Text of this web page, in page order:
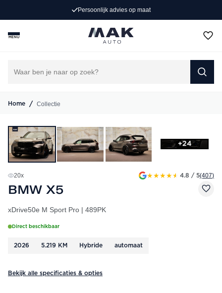
4.8/ 5
MENU
Home / Collectie
+24
20x ★★★★★ 4.8 / 5(407)
BMW X5
xDrive50e M Sport Pro | 489PK
Direct beschikbaar
2026 5.219 KM Hybride automaat
Bekijk alle specificaties & opties